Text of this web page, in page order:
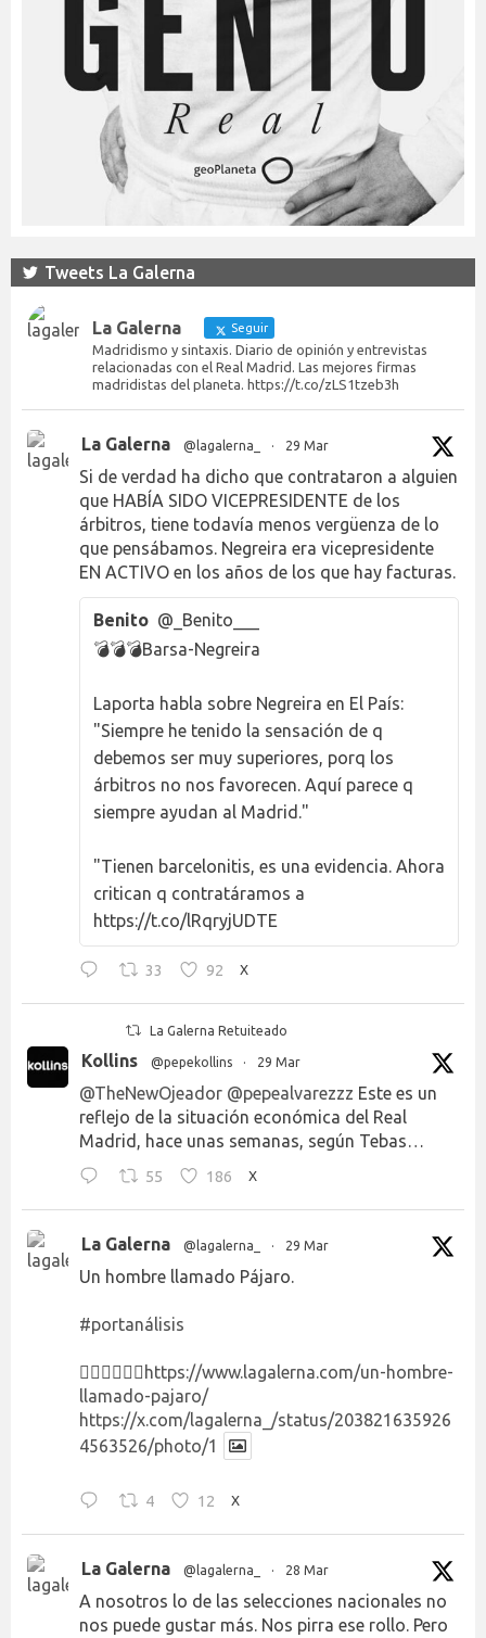
Tweets La Galerna
La Galerna Seguir
Madridismo y sintaxis. Diario de opinión y entrevistas
relacionadas con el Real Madrid. Las mejores firmas
madridistas del planeta. https://t.co/zLS1tzeb3h
La Galerna @lagalerna_ · 29 Mar
Si de verdad ha dicho que contrataron a alguien
que HABÍA SIDO VICEPRESIDENTE de los
árbitros, tiene todavía menos vergüenza de lo
que pensábamos. Negreira era vicepresidente
EN ACTIVO en los años de los que hay facturas.
Benito @_Benito___
💣💣💣Barsa-Negreira
Laporta habla sobre Negreira en El País:
"Siempre he tenido la sensación de q
debemos ser muy superiores, porq los
árbitros no nos favorecen. Aquí parece q
siempre ayudan al Madrid."
"Tienen barcelonitis, es una evidencia. Ahora
critican q contratáramos a
https://t.co/lRqryjUDTE
33 92 X
La Galerna Retuiteado
Kollins @pepekollins · 29 Mar
@TheNewOjeador @pepealvarezzz Este es un
reflejo de la situación económica del Real
Madrid, hace unas semanas, según Tebas…
55 186 X
La Galerna @lagalerna_ · 29 Mar
Un hombre llamado Pájaro.
#portanálisis
👉🏻👉🏻👉🏻 https://www.lagalerna.com/un-hombre-
llamado-pajaro/
https://x.com/lagalerna_/status/203821635926
4563526/photo/1
4 12 X
La Galerna @lagalerna_ · 28 Mar
A nosotros lo de las selecciones nacionales no
nos puede gustar más. Nos pirra ese rollo. Pero